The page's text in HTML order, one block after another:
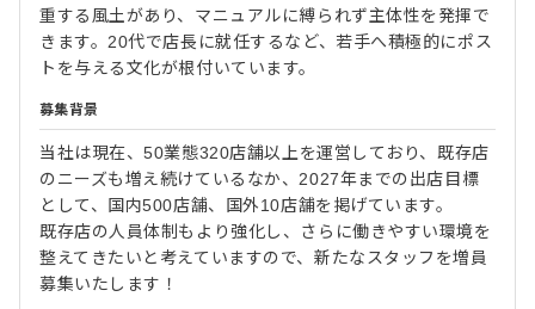
重する風土があり、マニュアルに縛られず主体性を発揮で
きます。20代で店長に就任するなど、若手へ積極的にポス
トを与える文化が根付いています。
募集背景
当社は現在、50業態320店舗以上を運営しており、既存店
のニーズも増え続けているなか、2027年までの出店目標
として、国内500店舗、国外10店舗を掲げています。
既存店の人員体制もより強化し、さらに働きやすい環境を
整えてきたいと考えていますので、新たなスタッフを増員
募集いたします！